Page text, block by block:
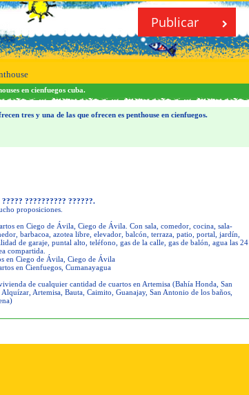
Publicar
en cienfuegos cuba.
tres y una de las que ofrecen es penthouse en cienfuegos.
?????????? ??????.
proposiciones.
en Ciego de Ávila, Ciego de Ávila. Con sala, comedor, cocina, sala-
barbacoa, azotea libre, elevador, balcón, terraza, patio, portal, jardín,
de garaje, puntal alto, teléfono, gas de la calle, gas de balón, agua las 24
compartida.
en Ciego de Ávila, Ciego de Ávila
en Cienfuegos, Cumanayagua
de cualquier cantidad de cuartos en Artemisa (Bahía Honda, San
Artemisa, Bauta, Caimito, Guanajay, San Antonio de los baños,